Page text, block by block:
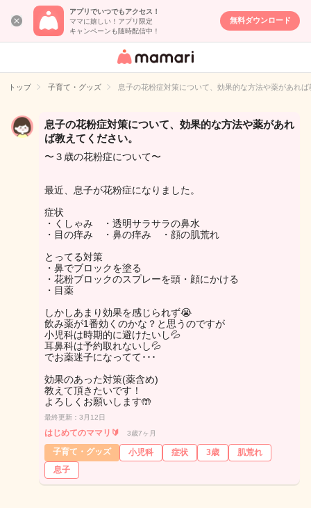
アプリでいつでもアクセス！
ママに嬉しい！アプリ限定
キャンペーンも随時配信中！
無料ダウンロード
女性専用匿名QA
イト
トップ 子育て・グッズ 息子の花粉症対策について、効果的な方法や薬があれ
息子の花粉症対策について、効果的な方法や薬があれ
ば教えてください。
〜３歳の花粉症について〜
最近、息子が花粉症になりました。
症状
・くしゃみ ・透明サラサラの鼻水
・目の痒み ・鼻の痒み ・顔の肌荒れ
とってる対策
・鼻でブロックを塗る
・花粉ブロックのスプレーを頭・顔にかける
・目薬
しかしあまり効果を感じられず😭
飲み薬が1番効くのかな？と思うのですが
小児科は時期的に避けたいし💦
耳鼻科は予約取れないし💦
でお薬迷子になってて･･･
効果のあった対策(薬含め)
教えて頂きたいです！
よろしくお願いします🤲
最終更新：3月12日
はじめてのママリ🔰 3歳7ヶ月
子育て・グッズ 小児科 症状 3歳
肌荒れ
息子